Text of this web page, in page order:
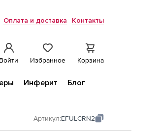
Оплата и доставка Контакты
Войти Избранное Корзина
Инферит
Блог
Артикул:EFULCRN2